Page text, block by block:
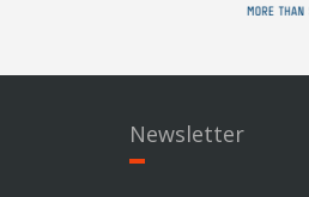
Newsletter